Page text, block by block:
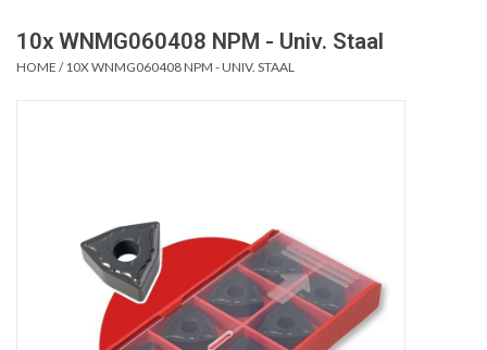
Alles om te Boren |
Alles om te Frezen |
10x WNMG060408 NPM - Univ. Staal
HOME /10X WNMG060408 NPM - UNIV. STAAL